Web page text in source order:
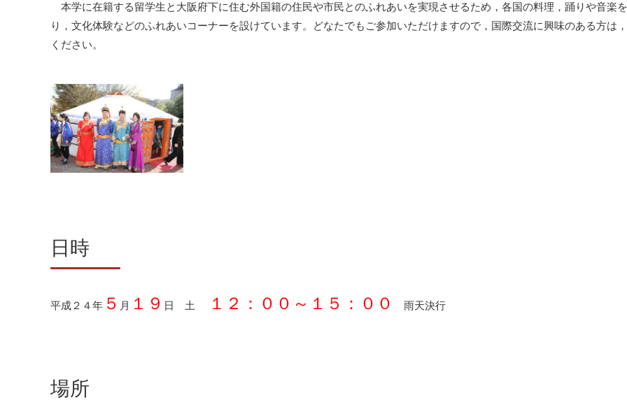
本学に在籍する留学生と大阪府下に住む外国籍の住民や市民とのふれあいを実現させるため，各国の料理，踊りや音楽
り，文化体験などのふれあいコーナーを設けています。どなたでもご参加いただけますので，国際交流に興味のある方は
ください。
日時
平成２４年 ５ 月 １９ 日 土 １２：００～１５：００ 雨天決行
場所